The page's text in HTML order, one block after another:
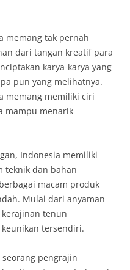
memang tak pernah
dari tangan kreatif para
karya-karya yang
pun yang melihatnya.
memang memiliki ciri
mampu menarik
Indonesia memiliki
teknik dan bahan
macam produk
Mulai dari anyaman
tenun
tersendiri.
seorang pengrajin